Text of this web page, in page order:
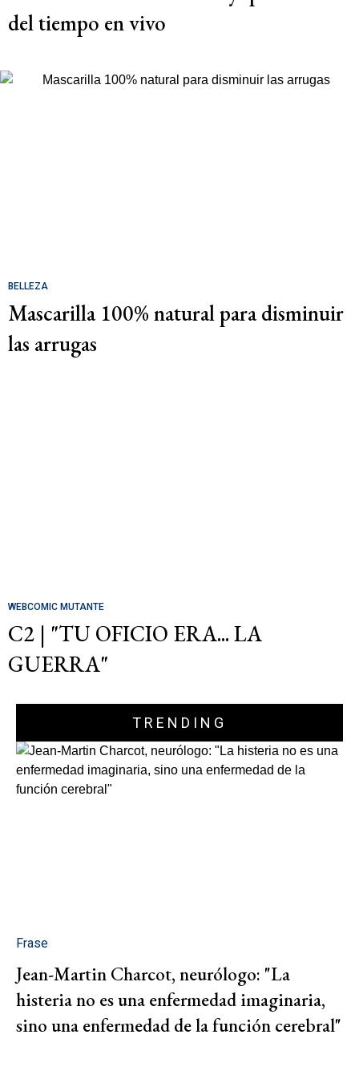
del tiempo en vivo
BELLEZA
Mascarilla 100% natural para disminuir
las arrugas
WEBCOMIC MUTANTE
C2 | "TU OFICIO ERA... LA
GUERRA"
TRENDING
Frase
Jean-Martin Charcot, neurólogo: "La
histeria no es una enfermedad imaginaria,
sino una enfermedad de la función cerebral"